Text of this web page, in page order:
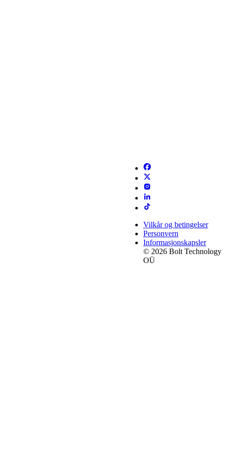
Vilkår og betingelser
Personvern
Informasjonskapsler
© 2026 Bolt Technology
OÜ